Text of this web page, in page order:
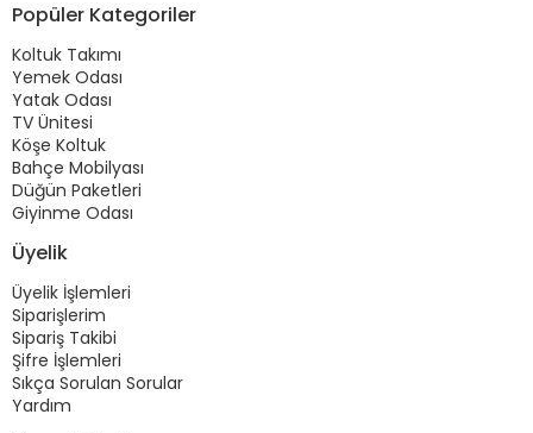
Popüler Kategoriler
Koltuk Takımı
Yemek Odası
Yatak Odası
TV Ünitesi
Köşe Koltuk
Bahçe Mobilyası
Düğün Paketleri
Giyinme Odası
Üyelik
Üyelik İşlemleri
Siparişlerim
Sipariş Takibi
Şifre İşlemleri
Sıkça Sorulan Sorular
Yardım